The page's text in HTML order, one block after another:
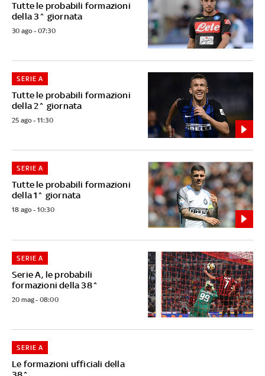
Tutte le probabili formazioni
della 3^ giornata
30 ago - 07:30
Tutte le probabili formazioni
della 2^ giornata
SERIE A
25 ago - 11:30
Tutte le probabili formazioni
della 1^ giornata
SERIE A
18 ago - 10:30
Serie A, le probabili
formazioni della 38^
SERIE A
20 mag - 08:00
Le formazioni ufficiali della
SERIE A